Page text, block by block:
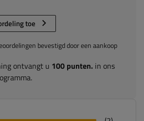
toe
ontvangt u 100 punten. in ons
bevestigd door een aankoop